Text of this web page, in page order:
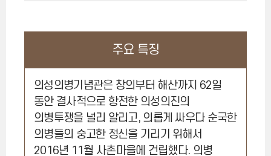
주요 특징
의성의병기념관은 창의부터 해산까지 62일
동안 결사적으로 항전한 의성의진의
의병투쟁을 널리 알리고, 의롭게 싸우다 순국한
의병들의 숭고한 정신을 기리기 위해서
2016년 11월 사촌마을에 건립했다. 의병